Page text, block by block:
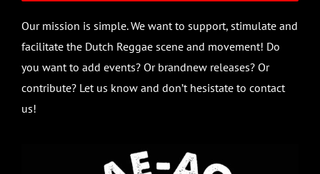
Our mission is simple. We want to support, stimulate and
facilitate the Dutch Reggae scene and movement! Do
you want to add events? Or brandnew releases? Or
contribute? Let us know and don’t hesistate to contact
us!